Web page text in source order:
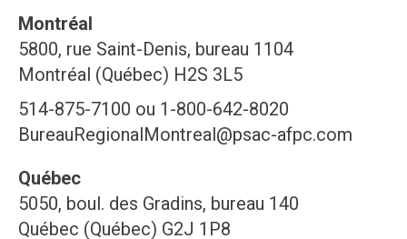
Montréal
5800, rue Saint-Denis, bureau 1104
Montréal (Québec) H2S 3L5
514-875-7100 ou 1-800-642-8020
BureauRegionalMontreal@psac-afpc.com
Québec
5050, boul. des Gradins, bureau 140
Québec (Québec) G2J 1P8